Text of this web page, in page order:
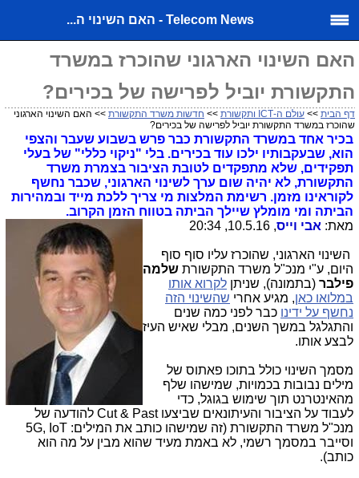
Telecom News - האם השינוי ה...
האם השינוי הארגוני שהוכרז במשרד
התקשורת יוביל לפרישה של בכירים?
דף הבית >> עולם ה-ICT ותקשורת >> חדשות משרד התקשורת >> האם השינוי הארגוני
שהוכרז במשרד התקשורת יוביל לפרישה של בכירים?
בכיר אחד במשרד התקשורת כבר פרש בשבוע שעבר והצפי
הוא, שבעקבותיו ילכו עוד בכירים. בלי "ניקוי כללי" של בעלי
תפקידים, שלא מתפקדים לטובת הציבור בצמרת משרד
התקשורת, לא יהיה שום ערך לשינוי הארגוני, שכבר נחשף
לקוראינו מזמן. רשימת המלצות מי צריך ללכת מייד ובמהירות
הביתה ומי מומלץ שיילך הביתה בטווח הזמן הקרוב.
מאת: אבי וייס, 10.5.16, 20:34
השינוי הארגוני, שהוכרז עליו סוף סוף
היום, ע"י מנכ"ל משרד התקשורת שלמה
פילבר (בתמונה), שניתן לקרוא אותו
במלואו כאן, מגיע אחרי שהשינוי הזה
נחשף על ידינו כבר לפני כמה שנים
והתגלגל במשך השנים, מבלי שאיש העיז
לבצע אותו.
מסמך השינוי כולל בתוכו פאתוס של
מילים נבובות בכמויות, שמישהו שלף
מהאינטרנט תוך שימוש בגוגל, כדי
לעבוד על הציבור והעיתונאים שביצעו Cut & Past להודעה של
מנכ"ל משרד התקשורת (זה שמישהו כותב את המילים: 5G, IoT
וסייבר במסמך רשמי, לא באמת מעיד שהוא מבין על מה הוא
כותב).